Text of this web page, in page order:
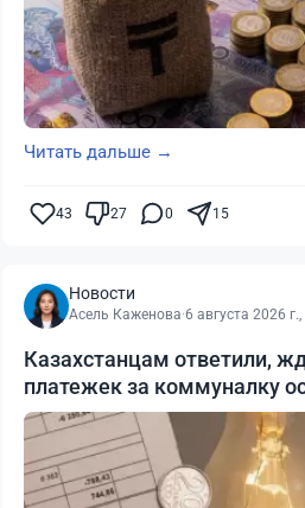
Читать дальше →
43 27 0 15
Новости
Асель Каженова·6 августа 2026
Казахстанцам ответили,
платежек за коммуналку